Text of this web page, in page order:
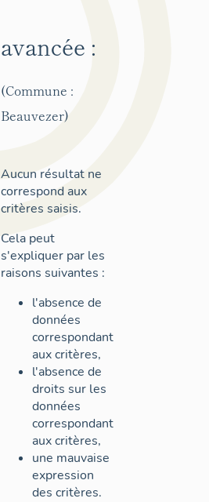
avancée :
(Commune :
Beauvezer)
Aucun résultat ne
correspond aux
critères saisis.
Cela peut
s'expliquer par les
raisons suivantes :
l'absence de
données
correspondant
aux critères,
l'absence de
droits sur les
données
correspondant
aux critères,
une mauvaise
expression
des critères.